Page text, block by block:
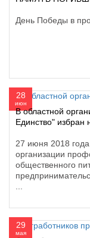
День Победы в
28
июн
В областной
Единство" избран
27 июня 2018
организации
общественного
29
мая